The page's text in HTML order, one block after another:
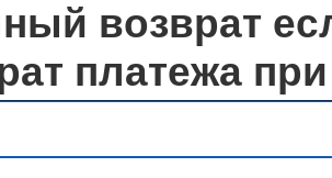
возврат
платежа